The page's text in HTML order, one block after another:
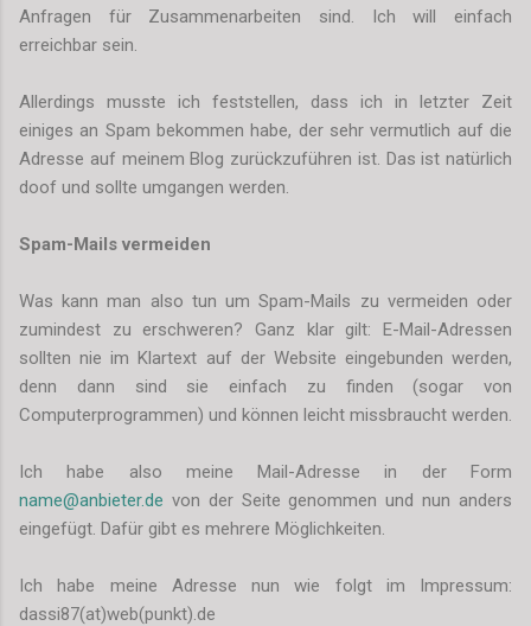
Anfragen für Zusammenarbeiten sind. Ich will einfach
erreichbar sein.
Allerdings musste ich feststellen, dass ich in letzter Zeit
einiges an Spam bekommen habe, der sehr vermutlich auf die
Adresse auf meinem Blog zurückzuführen ist. Das ist natürlich
doof und sollte umgangen werden.
Spam-Mails vermeiden
Was kann man also tun um Spam-Mails zu vermeiden oder
zumindest zu erschweren? Ganz klar gilt: E-Mail-Adressen
sollten nie im Klartext auf der Website eingebunden werden,
denn dann sind sie einfach zu finden (sogar von
Computerprogrammen) und können leicht missbraucht werden.
Ich habe also meine Mail-Adresse in der Form
name@anbieter.de von der Seite genommen und nun anders
eingefügt. Dafür gibt es mehrere Möglichkeiten.
Ich habe meine Adresse nun wie folgt im Impressum:
dassi87(at)web(punkt).de